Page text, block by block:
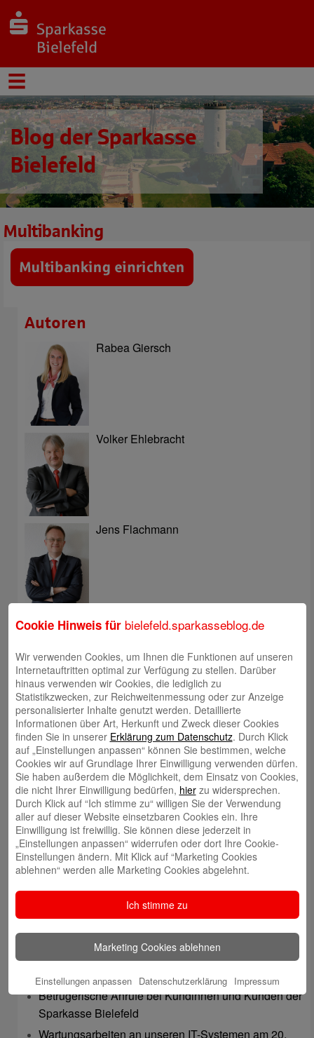
Blog der Sparkasse
Bielefeld
Multibanking
Autoren
Rabea Giersch
Volker Ehlebracht
Jens Flachmann
Christoph Kaleschke
Stephan Merkel
Rahel Neufeld
Natalia Tietz
Neueste Beiträge
Wartungsarbeiten im Online-Banking am 21.07.2026
von 3:00 bis 6:00 Uhr
Betrügerische Anrufe bei Kundinnen und Kunden der
Sparkasse Bielefeld
Wartungsarbeiten an unseren IT-Systemen am 20.
Cookie Hinweis für bielefeld.sparkasseblog.de
Wir verwenden Cookies, um Ihnen die Funktionen auf unseren
Internetauftritten optimal zur Verfügung zu stellen. Darüber
hinaus verwenden wir Cookies, die lediglich zu
Statistikzwecken, zur Reichweitenmessung oder zur Anzeige
personalisierter Inhalte genutzt werden. Detaillierte
Informationen über Art, Herkunft und Zweck dieser Cookies
finden Sie in unserer Erklärung zum Datenschutz. Durch Klick
auf „Einstellungen anpassen“ können Sie bestimmen, welche
Cookies wir auf Grundlage Ihrer Einwilligung verwenden dürfen.
Sie haben außerdem die Möglichkeit, dem Einsatz von Cookies,
die nicht Ihrer Einwilligung bedürfen, hierzu widersprechen.
Durch Klick auf “Ich stimme zu“ willigen Sie der Verwendung
aller auf dieser Website einsetzbaren Cookies ein. Ihre
Einwilligung ist freiwillig. Sie können diese jederzeit in
„Einstellungen anpassen“ widerrufen oder dort Ihre Cookie-
Einstellungen ändern. Mit Klick auf “Marketing Cookies
ablehnen“ werden alle Marketing Cookies abgelehnt.
Ich stimme zu
Marketing Cookies ablehnen
Einstellungen anpassen Datenschutzerklärung Impressum